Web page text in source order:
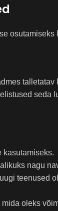
kasutamiseks.
nagu
teenused
oleks